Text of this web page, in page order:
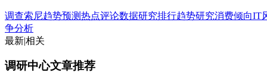
调查索尼趋势预测热点评论数据研究排行趋势研究消费倾向IT
争分析
最新|相关
调研中心文章推荐